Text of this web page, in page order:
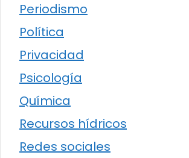
Periodismo
Política
Privacidad
Psicología
Química
Recursos hídricos
Redes sociales